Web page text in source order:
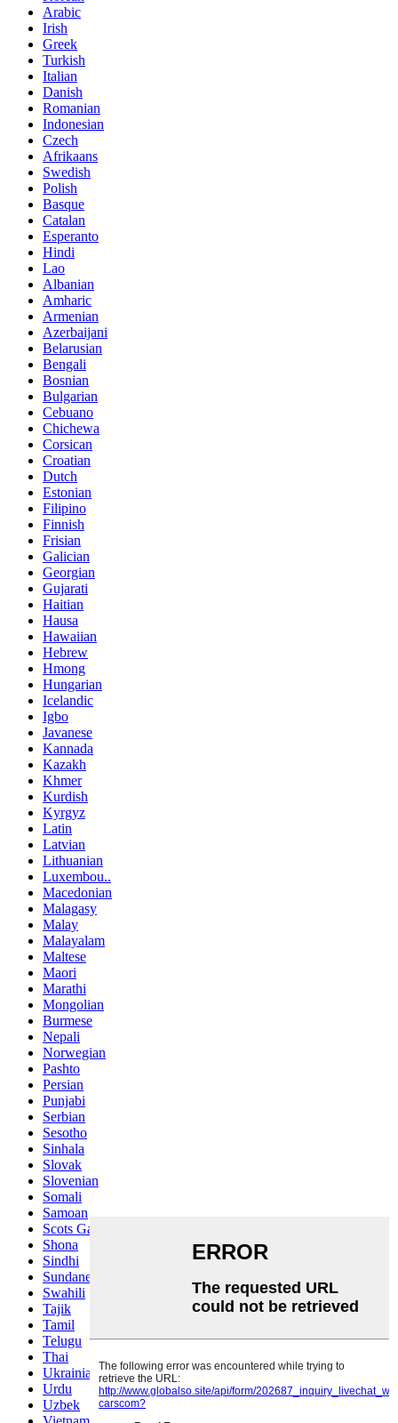
Arabic
Irish
Greek
Turkish
Italian
Danish
Romanian
Indonesian
Czech
Afrikaans
Swedish
Polish
Basque
Catalan
Esperanto
Hindi
Lao
Albanian
Amharic
Armenian
Azerbaijani
Belarusian
Bengali
Bosnian
Bulgarian
Cebuano
Chichewa
Corsican
Croatian
Dutch
Estonian
Filipino
Finnish
Frisian
Galician
Georgian
Gujarati
Haitian
Hausa
Hawaiian
Hebrew
Hmong
Hungarian
Icelandic
Igbo
Javanese
Kannada
Kazakh
Khmer
Kurdish
Kyrgyz
Latin
Latvian
Lithuanian
Luxembou..
Macedonian
Malagasy
Malay
Malayalam
Maltese
Maori
Marathi
Mongolian
Burmese
Nepali
Norwegian
Pashto
Persian
Punjabi
Serbian
Sesotho
Sinhala
Slovak
Slovenian
Somali
Samoan
Scots Gaelic
Shona
Sindhi
Sundanese
Swahili
Tajik
Tamil
Telugu
Thai
Ukrainian
Urdu
Uzbek